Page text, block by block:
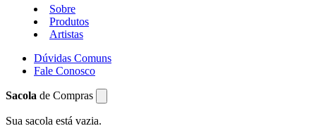
Sobre
Produtos
Artistas
Dúvidas Comuns
Fale Conosco
Sacola de Compras
Sua sacola está vazia.